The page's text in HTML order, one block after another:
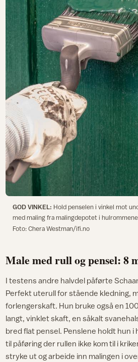
GOD VINKEL: Hold penselen i vinkel mot
med maling fra malingdepotet i
Foto: Chera Westman/ifi.no
Male med rull og pensel: 8
I testens andre halvdel påførte
Perfekt uterull for stående kledning,
forlengerskaft. Hun bruke også en
langt, vinklet skaft, en såkalt
bred flat pensel. Penslene holdt hun i
til påføring der rullen ikke kom til i
stryke ut og arbeide inn malingen i